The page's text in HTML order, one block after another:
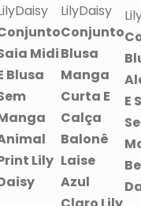
Midi
Blusa
Lily
LilyDaisy
Conjunto
Blusa
Manga
Curta E
Calça
Balonê
Laise
Azul
E